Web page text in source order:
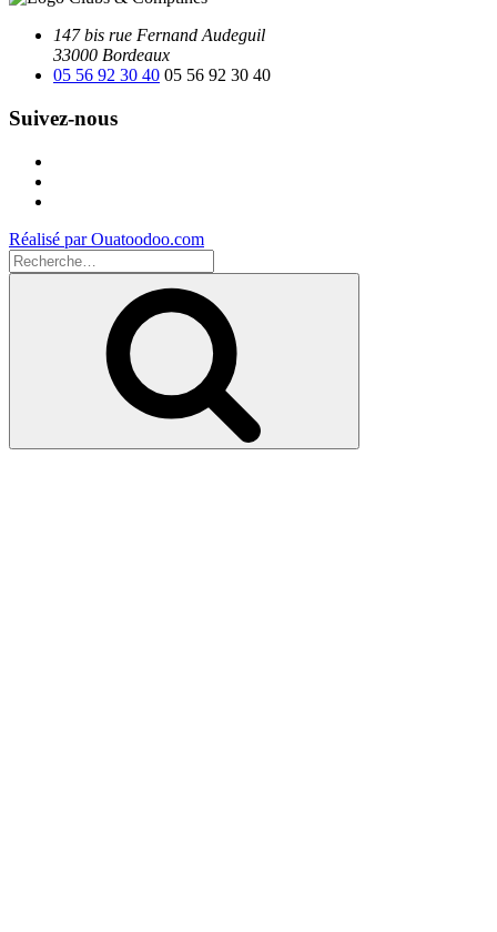
147 bis rue Fernand Audeguil
33000 Bordeaux
05 56 92 30 40 05 56 92 30 40
Suivez-nous
Réalisé par Ouatoodoo.com
Recherche
pour